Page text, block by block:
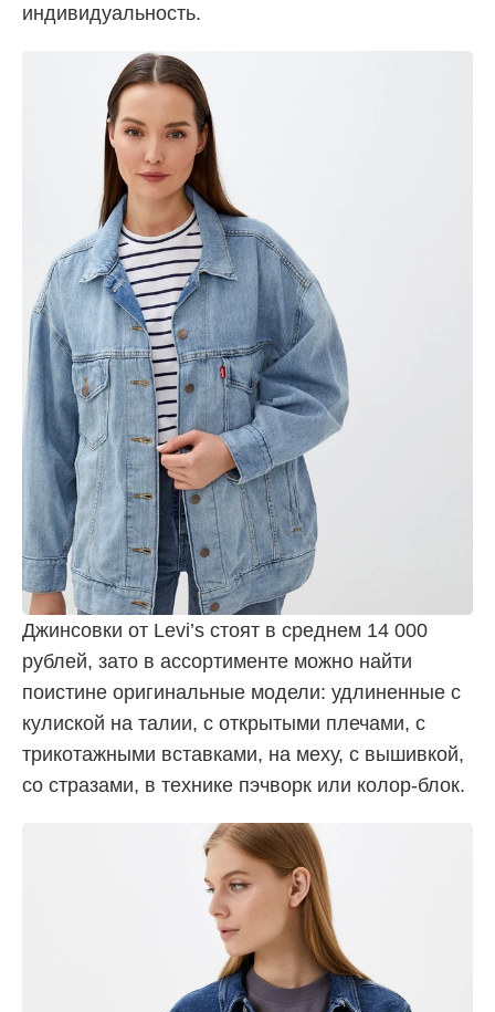
индивидуальность.
Джинсовки от Levi’s стоят в среднем 14 000
рублей, зато в ассортименте можно найти
поистине оригинальные модели: удлиненные с
кулиской на талии, с открытыми плечами, с
трикотажными вставками, на меху, с вышивкой,
со стразами, в технике пэчворк или колор-блок.